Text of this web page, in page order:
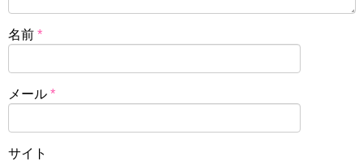
名前 *
メール *
サイト